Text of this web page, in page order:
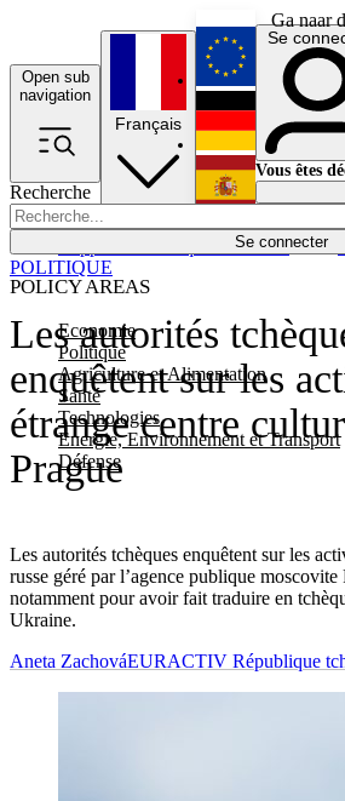
Ga naar
Open sub
navigation
Recherche
Se connecter
POLICY AREAS
Economie
Politique
Agriculture et Alimentation
Santé
Technologies
Energie, Environnement et Transport
Défense
Économie
Français
English
Deutsch
Español
Se
Vous êtes
Les autorités
enquêtent sur les
étrange centre
Prague
Les autorités tchèques enquêtent sur les
russe géré par l’agence publique
notamment pour avoir fait traduire en
Ukraine.
POLITIQUE
Aneta ZachováEURACTIV République